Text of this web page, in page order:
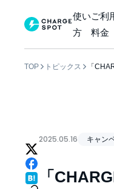
使い
方
ご利
料金
TOP トピックス 「
2025.05.16 キャン
「